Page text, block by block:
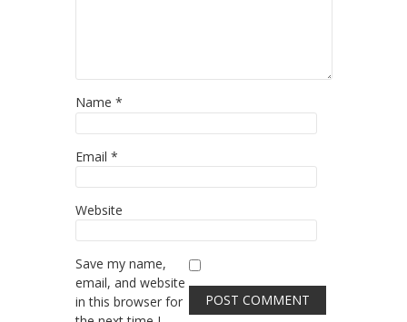
Name *
Email *
Website
Save my name,
email, and website
in this browser for